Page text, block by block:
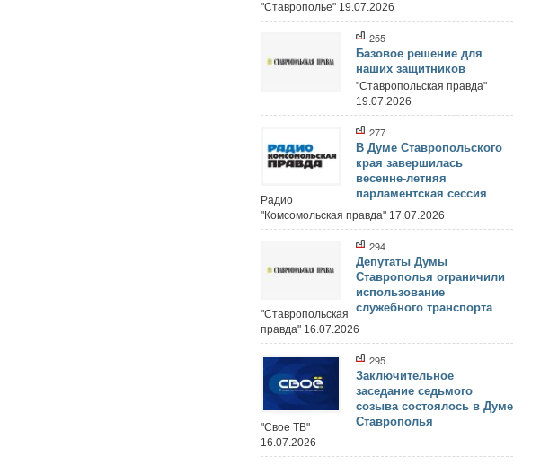
"Ставрополье" 19.07.2026
255
Базовое решение для
наших защитников
"Ставропольская правда"
19.07.2026
277
В Думе Ставропольского
края завершилась
весенне-летняя
парламентская сессия
Радио
"Комсомольская правда" 17.07.2026
294
Депутаты Думы
Ставрополья ограничили
использование
служебного транспорта
"Ставропольская
правда" 16.07.2026
295
Заключительное
заседание седьмого
созыва состоялось в Думе
Ставрополья
"Свое ТВ"
16.07.2026